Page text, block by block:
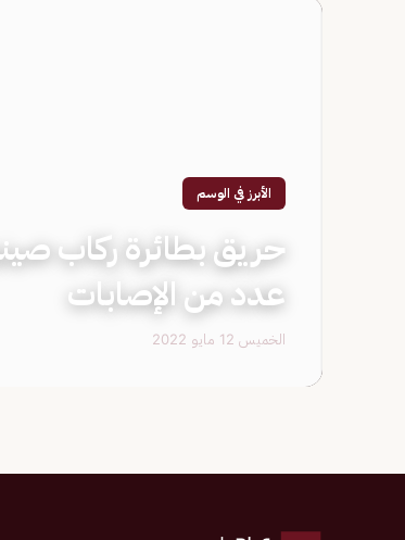
الأبرز في الوسم
حريق بطائرة ركاب
عدد من الإصابات
الخميس 12 مايو 2022